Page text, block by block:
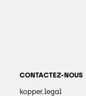
CONTACTEZ-NOUS
kopper.legal